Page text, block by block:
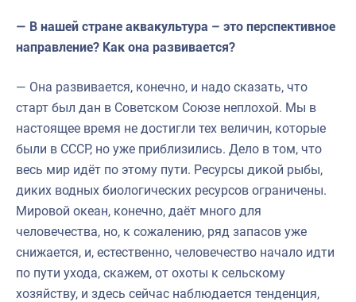
— В нашей стране аквакультура – это перспективное
направление? Как она развивается?
— Она развивается, конечно, и надо сказать, что
старт был дан в Советском Союзе неплохой. Мы в
настоящее время не достигли тех величин, которые
были в СССР, но уже приблизились. Дело в том, что
весь мир идёт по этому пути. Ресурсы дикой рыбы,
диких водных биологических ресурсов ограничены.
Мировой океан, конечно, даёт много для
человечества, но, к сожалению, ряд запасов уже
снижается, и, естественно, человечество начало идти
по пути ухода, скажем, от охоты к сельскому
хозяйству, и здесь сейчас наблюдается тенденция,